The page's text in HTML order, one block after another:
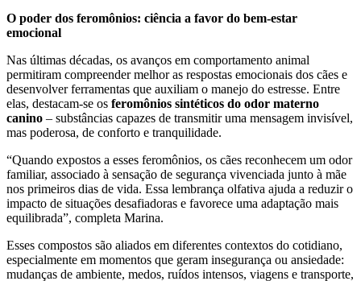
O poder dos feromônios: ciência a favor do bem-estar
emocional
Nas últimas décadas, os avanços em comportamento animal
permitiram compreender melhor as respostas emocionais dos cães e
desenvolver ferramentas que auxiliam o manejo do estresse. Entre
elas, destacam-se os feromônios sintéticos do odor materno
canino – substâncias capazes de transmitir uma mensagem invisível,
mas poderosa, de conforto e tranquilidade.
“Quando expostos a esses feromônios, os cães reconhecem um odor
familiar, associado à sensação de segurança vivenciada junto à mãe
nos primeiros dias de vida. Essa lembrança olfativa ajuda a reduzir o
impacto de situações desafiadoras e favorece uma adaptação mais
equilibrada”, completa Marina.
Esses compostos são aliados em diferentes contextos do cotidiano,
especialmente em momentos que geram insegurança ou ansiedade:
mudanças de ambiente, medos, ruídos intensos, viagens e transporte,